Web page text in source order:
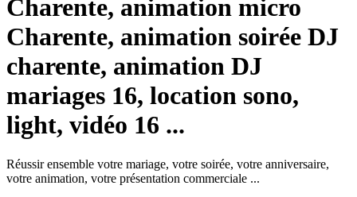
Charente, animation micro
Charente, animation soirée DJ
charente, animation DJ
mariages 16, location sono,
light, vidéo 16 ...
Réussir ensemble votre mariage, votre soirée, votre anniversaire,
votre animation, votre présentation commerciale ...